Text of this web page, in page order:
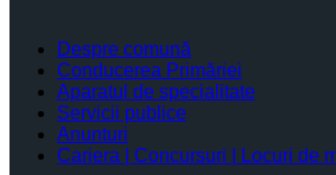
Despre comună
Conducerea Primăriei
Aparatul de specialitate
Servicii publice
Anunturi
Cariera | Concursuri | Locuri de